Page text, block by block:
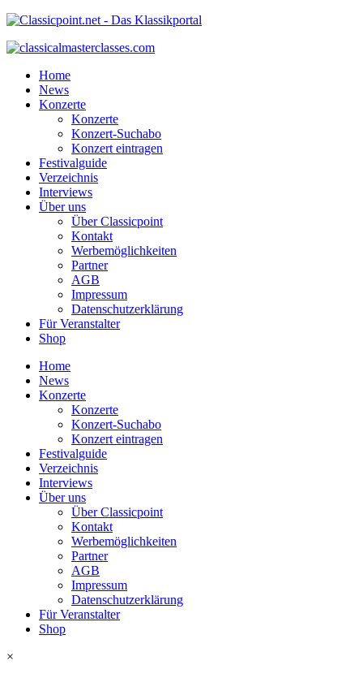
Home
News
Konzerte
Konzerte
Konzert-Suchabo
Konzert eintragen
Festivalguide
Verzeichnis
Interviews
Über uns
Über Classicpoint
Kontakt
Werbemöglichkeiten
Partner
AGB
Impressum
Datenschutzerklärung
Für Veranstalter
Shop
Home
News
Konzerte
Konzerte
Konzert-Suchabo
Konzert eintragen
Festivalguide
Verzeichnis
Interviews
Über uns
Über Classicpoint
Kontakt
Werbemöglichkeiten
Partner
AGB
Impressum
Datenschutzerklärung
Für Veranstalter
Shop
×